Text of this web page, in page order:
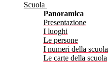
Scuola
Panoramica
Presentazione
I luoghi
Le persone
I numeri della scuola
Le carte della scuola